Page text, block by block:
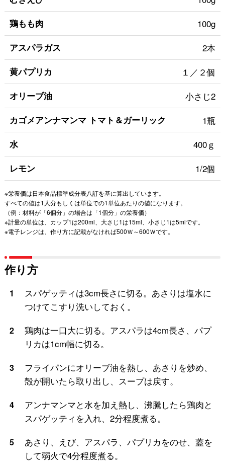
鶏もも肉 100g
アスパラガス 2本
黄パプリカ １／２個
オリーブ油 小さじ2
カゴメアンナマンマ トマト＆ガーリック 1瓶
水 400ｇ
レモン 1/2個
※栄養価は日本食品標準成分表八訂を基に算出しています。
すべての値は1人分もしくは単位での1単位あたりの値になります。
（例：材料が「6個分」の場合は「1個分」の栄養価）
※計量の単位は、カップ1は200ml、大さじ1は15ml、小さじ1は5mlです。
※電子レンジは、作り方に記載がなければ500Ｗ～600Ｗです。
作り方
1
スパゲッティは3cm長さに切る。あさりは塩水に
つけてこすり洗いしておく。
2
鶏肉は一口大に切る。アスパラは4cm長さ、パプ
リカは1cm幅に切る。
3
フライパンにオリーブ油を熱し、あさりを炒め、
殻が開いたら取り出し、スープは戻す。
4
アンナマンマと水を加え熱し、沸騰したら鶏肉と
スパゲッティを入れ、2分程度煮る。
5
あさり、えび、アスパラ、パプリカをのせ、蓋を
して弱火で4分程度煮る。